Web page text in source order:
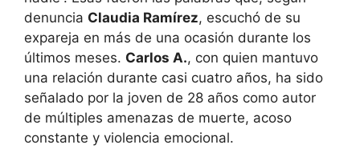
denuncia Claudia Ramírez, escuchó de su
expareja en más de una ocasión durante los
últimos meses. Carlos A., con quien mantuvo
una relación durante casi cuatro años, ha sido
señalado por la joven de 28 años como autor
de múltiples amenazas de muerte, acoso
constante y violencia emocional.